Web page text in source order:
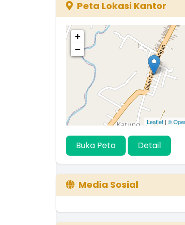
Peta Lokasi Kantor
+
−
Leaflet | ©
Buka Peta Detail
Media Sosial